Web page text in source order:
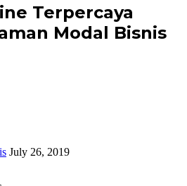
Terpercaya
Modal Bisnis
July 26, 2019